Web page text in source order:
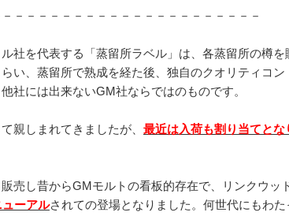
－－－－－－－－－－－－－－－－－－－－－
社を代表する「蒸留所ラベル」は、各蒸留所の樽
い、蒸留所で熟成を経た後、独自のクオリティコ
社には出来ないGM社ならではのものです。
親しまれてきましたが、 最近は入荷も割り当てと
売し昔からGMモルトの看板的存在で、リンクウ
ーアルされての登場となりました。何世代にもわ